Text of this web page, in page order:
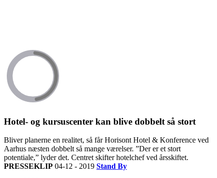
Hotel- og kursuscenter kan blive dobbelt så stort
Bliver planerne en realitet, så får Horisont Hotel & Konference ved
Aarhus næsten dobbelt så mange værelser. ”Der er et stort
potentiale,” lyder det. Centret skifter hotelchef ved årsskiftet.
PRESSEKLIP 04-12 - 2019 Stand By